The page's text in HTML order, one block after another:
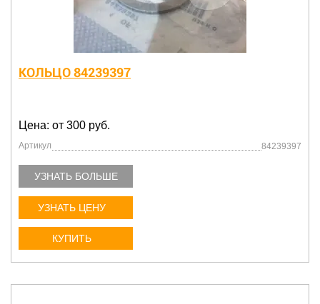
КОЛЬЦО 84239397
Цена: от 300 руб.
Артикул 84239397
УЗНАТЬ БОЛЬШЕ
УЗНАТЬ ЦЕНУ
КУПИТЬ